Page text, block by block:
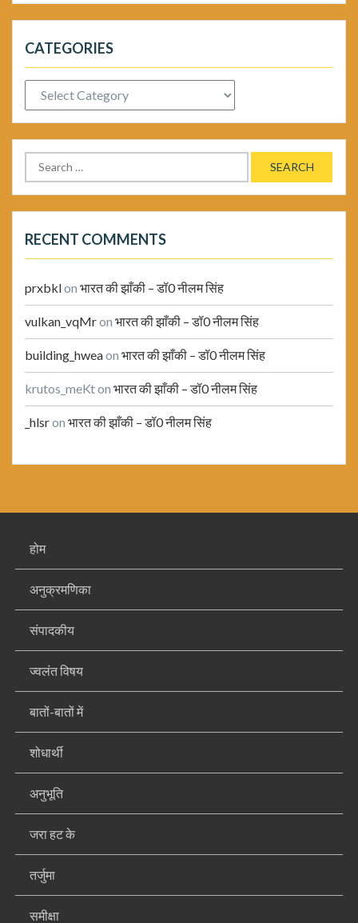
CATEGORIES
Categories
Search
for:
RECENT COMMENTS
prxbklon भारत की झाँकी – डॉ0 नीलम सिंह
vulkan_vqMron भारत की झाँकी – डॉ0 नीलम सिंह
building_hweaon भारत की झाँकी – डॉ0 नीलम सिंह
krutos_meKton भारत की झाँकी – डॉ0 नीलम सिंह
_hlsron भारत की झाँकी – डॉ0 नीलम सिंह
होम
अनुक्रमणिका
संपादकीय
ज्वलंत विषय
बातों-बातों में
शोधार्थी
अनुभूति
जरा हट के
तर्जुमा
समीक्षा